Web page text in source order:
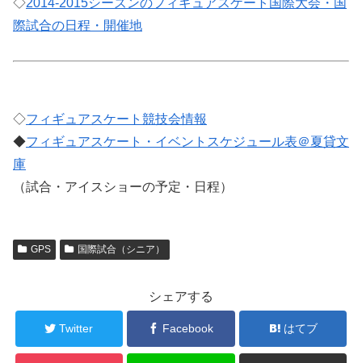
◇2014-2015シーズンのフィギュアスケート国際大会・国
際試合の日程・開催地
◇フィギュアスケート競技会情報
◆フィギュアスケート・イベントスケジュール表＠夏貸文
庫
（試合・アイスショーの予定・日程）
GPS 国際試合（シニア）
シェアする
Twitter Facebook はてブ